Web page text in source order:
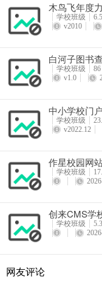
木鸟飞年度
学校班级
v2010
白河子图书
学校班级
v1.0
中小学校门
学校班级
v2022.12
作星校园网
学校班级
创来CMS学
学校班级
网友评论